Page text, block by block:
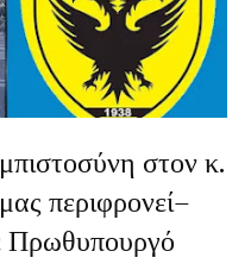
στον κ.
περιφρονεί–
Πρωθυπουργό